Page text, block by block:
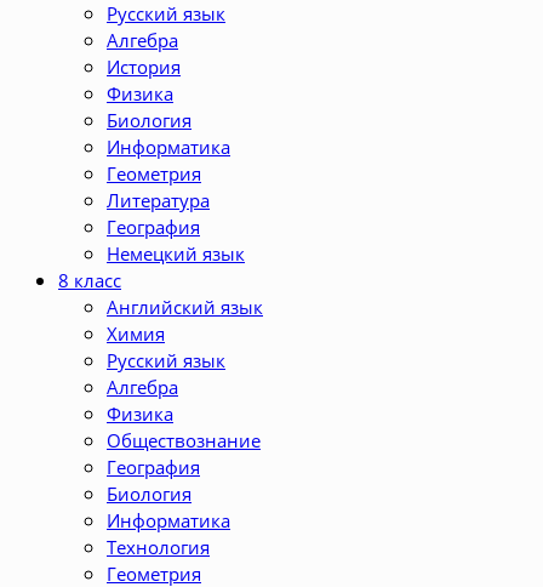
Русский язык
Алгебра
История
Физика
Биология
Информатика
Геометрия
Литература
География
Немецкий язык
8 класс
Английский язык
Химия
Русский язык
Алгебра
Физика
Обществознание
География
Биология
Информатика
Технология
Геометрия